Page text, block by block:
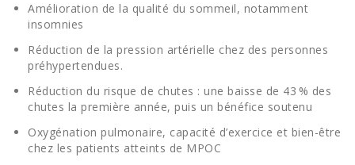
Amélioration de la qualité du sommeil, notamment
insomnies
Réduction de la pression artérielle chez des personnes
préhypertendues.
Réduction du risque de chutes : une baisse de 43 % des
chutes la première année, puis un bénéfice soutenu
Oxygénation pulmonaire, capacité d’exercice et bien-être
chez les patients atteints de MPOC